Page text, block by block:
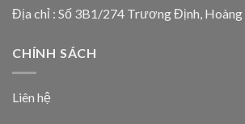
Địa chỉ : Số 3B1/274 Trương Định,
CHÍNH SÁCH
Liên hệ